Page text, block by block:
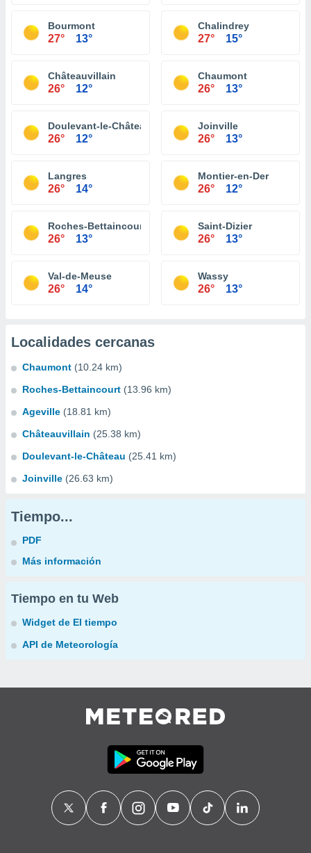
Bourmont
27° 13°
Chalindrey
27° 15°
Châteauvillain
26° 12°
Chaumont
26° 13°
Doulevant-le-Château
26° 12°
Joinville
26° 13°
Langres
26° 14°
Montier-en-Der
26° 12°
Roches-Bettaincourt
26° 13°
Saint-Dizier
26° 13°
Val-de-Meuse
26° 14°
Wassy
26° 13°
Localidades cercanas
Chaumont (10.24 km)
Roches-Bettaincourt (13.96 km)
Ageville (18.81 km)
Châteauvillain (25.38 km)
Doulevant-le-Château (25.41 km)
Joinville (26.63 km)
Tiempo...
PDF
Más información
Tiempo en tu Web
Widget de El tiempo
API de Meteorología